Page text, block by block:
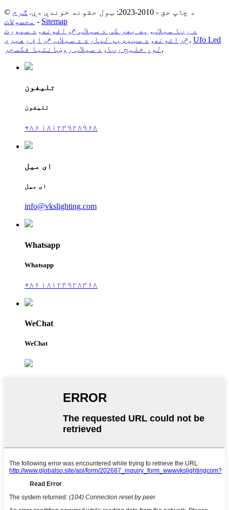
© د چاپ حق - 2010-2023: ټول حقونه خوندي دي.
ګرم
محصولات - Sitemap
د رڼا سیلاب, په بهر کې د سیلاب څراغونه , د سپورت
څراغونه , د سټیډیم لپاره د سیلاب څراغ رهبري , Ufo Led
لوړ خلیج رڼا , د سیلاب روښانتیا فکسچر ,
تلیفون
تلیفون
+۸۶ ۱۸۱۲۳۹۲۸۹۶۸
ای میل
ای میل
info@vkslighting.com
Whatsapp
Whatsapp
+۸۶ ۱۸۱۲۳۹۲۸۳۶۸
WeChat
WeChat